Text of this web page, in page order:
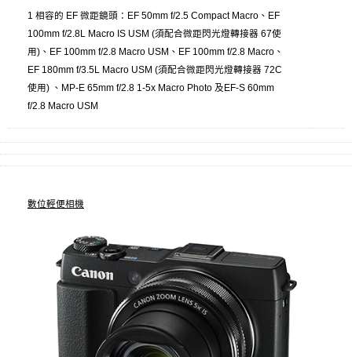
1 相容的 EF 微距鏡頭：EF 50mm f/2.5 Compact Macro、EF
100mm f/2.8L Macro IS USM (須配合微距閃光燈轉接器 67使
用)、EF 100mm f/2.8 Macro USM、EF 100mm f/2.8 Macro、
EF 180mm f/3.5L Macro USM (須配合微距閃光燈轉接器 72C
使用) 、MP-E 65mm f/2.8 1-5x Macro Photo 及EF-S 60mm
f/2.8 Macro USM
數位輕便相機